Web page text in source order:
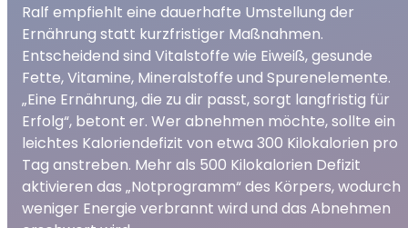
Ralf empfiehlt eine dauerhafte Umstellung der
Ernährung statt kurzfristiger Maßnahmen.
Entscheidend sind Vitalstoffe wie Eiweiß, gesunde
Fette, Vitamine, Mineralstoffe und Spurenelemente.
„Eine Ernährung, die zu dir passt, sorgt langfristig für
Erfolg“, betont er. Wer abnehmen möchte, sollte ein
leichtes Kaloriendefizit von etwa 300 Kilokalorien pro
Tag anstreben. Mehr als 500 Kilokalorien Defizit
aktivieren das „Notprogramm“ des Körpers, wodurch
weniger Energie verbrannt wird und das Abnehmen